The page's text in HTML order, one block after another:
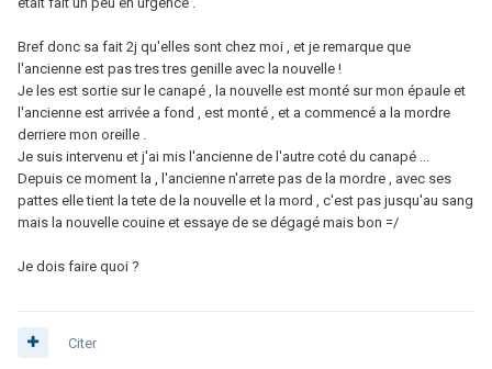
Bref donc sa fait 2j qu'elles sont chez moi , et je remarque que
l'ancienne est pas tres tres genille avec la nouvelle !
Je les est sortie sur le canapé , la nouvelle est monté sur mon épaule et
l'ancienne est arrivée a fond , est monté , et a commencé a la mordre
derriere mon oreille .
Je suis intervenu et j'ai mis l'ancienne de l'autre coté du canapé ...
Depuis ce moment la , l'ancienne n'arrete pas de la mordre , avec ses
pattes elle tient la tete de la nouvelle et la mord , c'est pas jusqu'au sang
mais la nouvelle couine et essaye de se dégagé mais bon =/
Je dois faire quoi ?
Citer